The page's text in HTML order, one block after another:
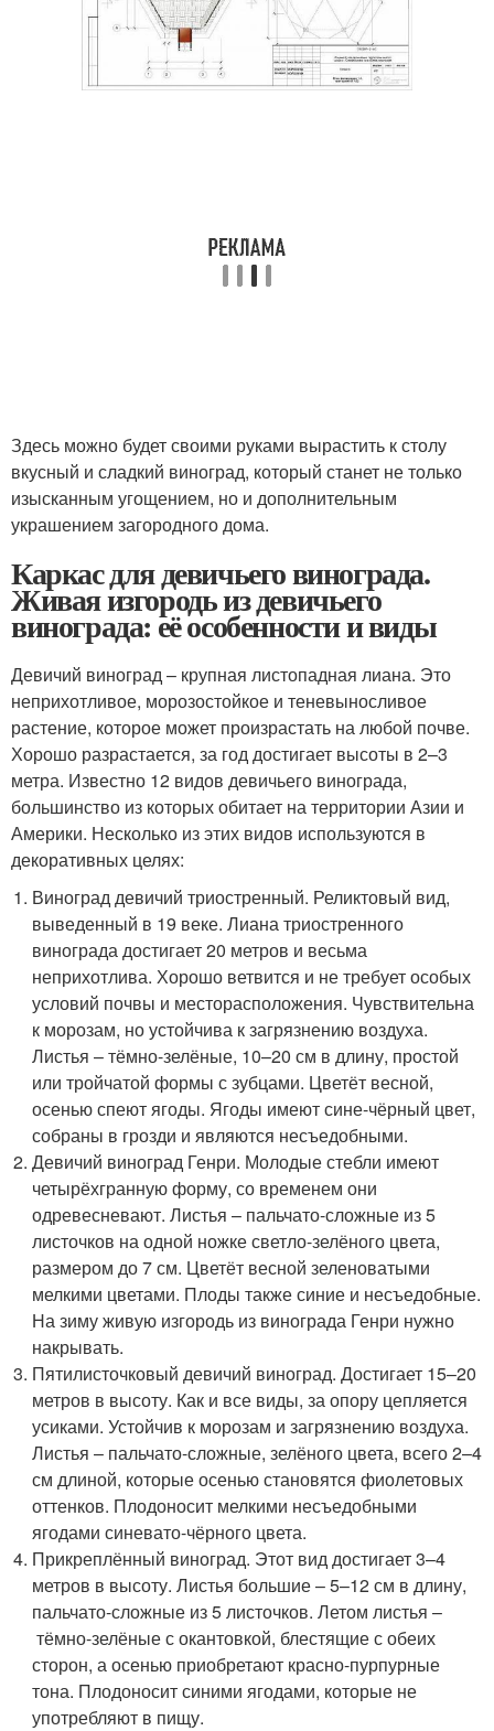
Здесь можно будет своими руками вырастить к столу
вкусный и сладкий виноград, который станет не только
изысканным угощением, но и дополнительным
украшением загородного дома.
Каркас для девичьего винограда.
Живая изгородь из девичьего
винограда: её особенности и виды
Девичий виноград – крупная листопадная лиана. Это
неприхотливое, морозостойкое и теневыносливое
растение, которое может произрастать на любой почве.
Хорошо разрастается, за год достигает высоты в 2–3
метра. Известно 12 видов девичьего винограда,
большинство из которых обитает на территории Азии и
Америки. Несколько из этих видов используются в
декоративных целях:
Виноград девичий триостренный. Реликтовый вид,
выведенный в 19 веке. Лиана триостренного
винограда достигает 20 метров и весьма
неприхотлива. Хорошо ветвится и не требует особых
условий почвы и месторасположения. Чувствительна
к морозам, но устойчива к загрязнению воздуха.
Листья – тёмно-зелёные, 10–20 см в длину, простой
или тройчатой формы с зубцами. Цветёт весной,
осенью спеют ягоды. Ягоды имеют сине-чёрный цвет,
собраны в грозди и являются несъедобными.
Девичий виноград Генри. Молодые стебли имеют
четырёхгранную форму, со временем они
одревесневают. Листья – пальчато-сложные из 5
листочков на одной ножке светло-зелёного цвета,
размером до 7 см. Цветёт весной зеленоватыми
мелкими цветами. Плоды также синие и несъедобные.
На зиму живую изгородь из винограда Генри нужно
накрывать.
Пятилисточковый девичий виноград. Достигает 15–20
метров в высоту. Как и все виды, за опору цепляется
усиками. Устойчив к морозам и загрязнению воздуха.
Листья – пальчато-сложные, зелёного цвета, всего 2–4
см длиной, которые осенью становятся фиолетовых
оттенков. Плодоносит мелкими несъедобными
ягодами синевато-чёрного цвета.
Прикреплённый виноград. Этот вид достигает 3–4
метров в высоту. Листья большие – 5–12 см в длину,
пальчато-сложные из 5 листочков. Летом листья –
тёмно-зелёные с окантовкой, блестящие с обеих
сторон, а осенью приобретают красно-пурпурные
тона. Плодоносит синими ягодами, которые не
употребляют в пищу.